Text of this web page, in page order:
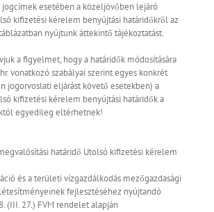
jogcímek esetében a közeljövőben lejáró
kifizetési kérelem benyújtási határidőkről az
nyújtunk áttekintő tájékoztatást.
a figyelmet, hogy a határidők módosítására
vonatkozó szabályai szerint egyes konkrét
jogorvoslati eljárást követő esetekben) a
kifizetési kérelem benyújtási határidők a
egyedileg eltérhetnek!
határidő Utolsó kifizetési kérelem
és a területi vízgazdálkodás mezőgazdasági
fejlesztéséhez nyújtandó
(III. 27.) FVM rendelet alapján